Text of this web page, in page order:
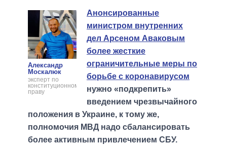
Александр
Москалюк
эксперт по
конституционному
праву
Анонсированные
министром внутренних
дел Арсеном Аваковым
более жесткие
ограничительные меры по
борьбе с коронавирусом
нужно «подкрепить»
введением чрезвычайного
положения в Украине, к тому же,
полномочия МВД надо сбалансировать
более активным привлечением СБУ.